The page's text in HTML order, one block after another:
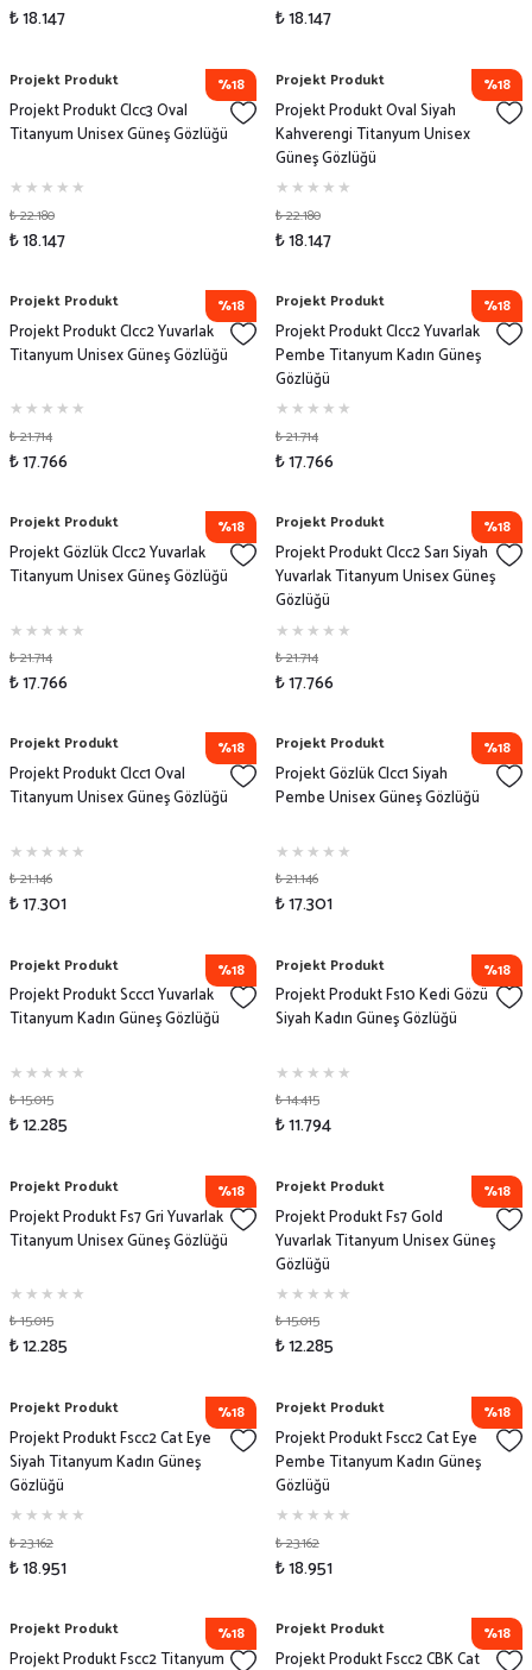
₺ 18.147 ₺ 18.147
%18
Projekt Produkt
Projekt Produkt Clcc3 Oval
Titanyum Unisex Güneş Gözlüğü
₺ 22.180
₺ 18.147
%18
Projekt Produkt
Projekt Produkt Oval Siyah
Kahverengi Titanyum Unisex
Güneş Gözlüğü
₺ 22.180
₺ 18.147
%18
Projekt Produkt
Projekt Produkt Clcc2 Yuvarlak
Titanyum Unisex Güneş Gözlüğü
₺ 21.714
₺ 17.766
%18
Projekt Produkt
Projekt Produkt Clcc2 Yuvarlak
Pembe Titanyum Kadın Güneş
Gözlüğü
₺ 21.714
₺ 17.766
%18
Projekt Produkt
Projekt Gözlük Clcc2 Yuvarlak
Titanyum Unisex Güneş Gözlüğü
₺ 21.714
₺ 17.766
%18
Projekt Produkt
Projekt Produkt Clcc2 Sarı Siyah
Yuvarlak Titanyum Unisex Güneş
Gözlüğü
₺ 21.714
₺ 17.766
%18
Projekt Produkt
Projekt Produkt Clcc1 Oval
Titanyum Unisex Güneş Gözlüğü
₺ 21.146
₺ 17.301
%18
Projekt Produkt
Projekt Gözlük Clcc1 Siyah
Pembe Unisex Güneş Gözlüğü
₺ 21.146
₺ 17.301
%18
Projekt Produkt
Projekt Produkt Sccc1 Yuvarlak
Titanyum Kadın Güneş Gözlüğü
₺ 15.015
₺ 12.285
%18
Projekt Produkt
Projekt Produkt Fs10 Kedi Gözü
Siyah Kadın Güneş Gözlüğü
₺ 14.415
₺ 11.794
%18
Projekt Produkt
Projekt Produkt Fs7 Gri Yuvarlak
Titanyum Unisex Güneş Gözlüğü
₺ 15.015
₺ 12.285
%18
Projekt Produkt
Projekt Produkt Fs7 Gold
Yuvarlak Titanyum Unisex Güneş
Gözlüğü
₺ 15.015
₺ 12.285
%18
Projekt Produkt
Projekt Produkt Fscc2 Cat Eye
Siyah Titanyum Kadın Güneş
Gözlüğü
₺ 23.162
₺ 18.951
%18
Projekt Produkt
Projekt Produkt Fscc2 Cat Eye
Pembe Titanyum Kadın Güneş
Gözlüğü
₺ 23.162
₺ 18.951
%18
Projekt Produkt
Projekt Produkt Fscc2 Titanyum
%18
Projekt Produkt
Projekt Produkt Fscc2 CBK Cat